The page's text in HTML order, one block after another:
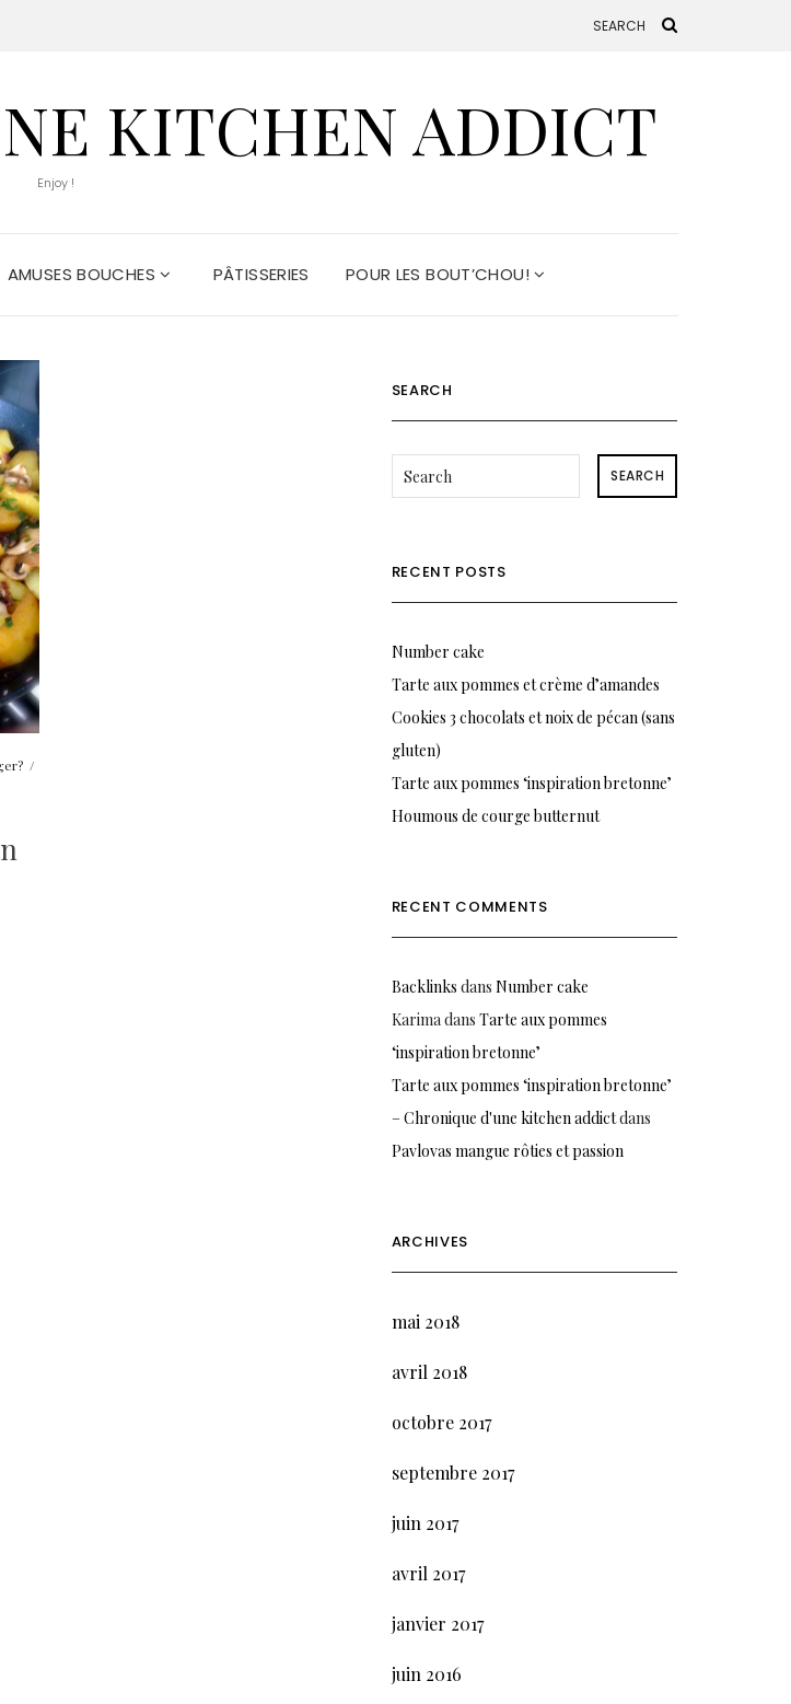
KITCHEN ADDICT
Enjoy !
AMUSES BOUCHES PÂTISSERIES POUR LES BOUT’CHOU!
/
SEARCH
SEARCH
RECENT POSTS
Number cake
Tarte aux pommes et crème d’amandes
Cookies 3 chocolats et noix de pécan (sans
gluten)
Tarte aux pommes ‘inspiration bretonne’
Houmous de courge butternut
RECENT COMMENTS
Backlinks dans Number cake
Karimadans Tarte aux pommes
‘inspiration bretonne’
Tarte aux pommes ‘inspiration bretonne’
– Chronique d'une kitchen addictdans
Pavlovas mangue rôties et passion
ARCHIVES
mai 2018
avril 2018
octobre 2017
septembre 2017
juin 2017
avril 2017
janvier 2017
juin 2016